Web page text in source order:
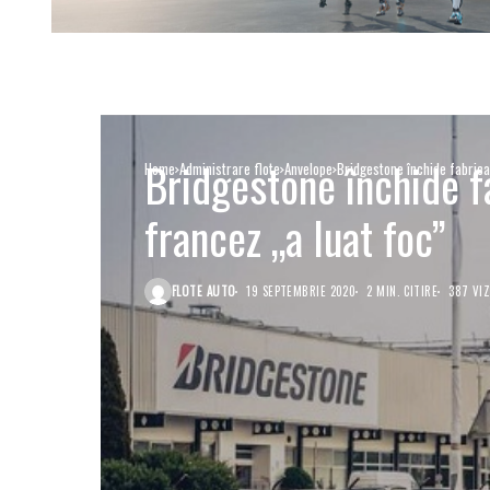
Home Administrare flote Anvelope Bridgestone închide
Bridgestone închide
francez „a luat foc”
FLOTE AUTO 19 SEPTEMBRIE 2020 2 MIN. CITIRE 387